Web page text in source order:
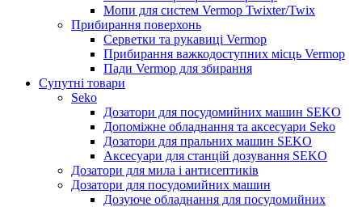
Мопи для систем Vermop Twixter/Twix
Прибирання поверхонь
Серветки та рукавиці Vermop
Прибирання важкодоступних місць Vermop
Пади Vermop для збирання
Супутні товари
Seko
Дозатори для посудомийних машин SEKO
Допоміжне обладнання та аксесуари Seko
Дозатори для пральних машин SEKO
Аксесуари для станцій дозування SEKO
Дозатори для мила і антисептиків
Дозатори для посудомийних машин
Дозуюче обладнання для посудомийних